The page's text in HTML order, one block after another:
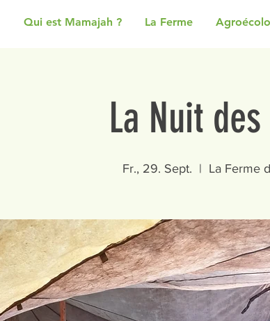
Qui est Mamajah ? La Ferme
La Nuit
Fr., 29. Sept.
  |
La Ferme